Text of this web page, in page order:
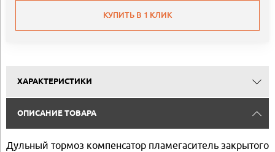
КУПИТЬ В 1 КЛИК
ХАРАКТЕРИСТИКИ
ОПИСАНИЕ ТОВАРА
Дульный тормоз компенсатор пламегаситель закрытого